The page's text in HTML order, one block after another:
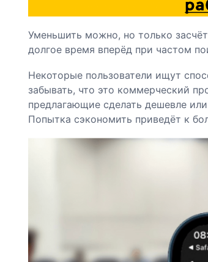
Уменьшить можно, но только
долгое время вперёд при частом
Некоторые пользователи ищут
забывать, что это коммерческий
предлагающие сделать дешевле
Попытка сэкономить приведёт к